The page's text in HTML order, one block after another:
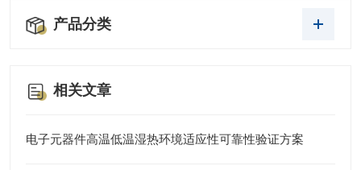
产品分类
相关文章
电子元器件高温低温湿热环境适应性可靠性验证方案